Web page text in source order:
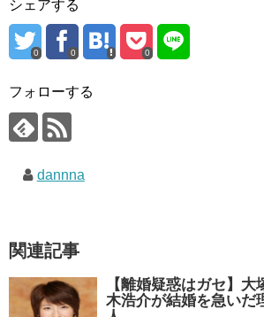
シェアする
0 0 0
フォローする
dannna
関連記事
【離婚疑惑はガセ】
木浩介が結婚を急いだ